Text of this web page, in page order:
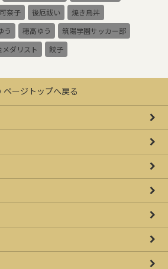
奈子 後厄祓い
焼き鳥丼
う 穂高ゆう
筑陽学園サッカー部
メダリスト 餃子
ページトップへ戻る